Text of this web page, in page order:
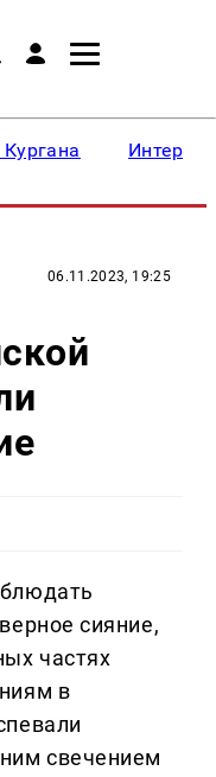
06.11.2023, 19:25
сияние,
частях
в
свечением